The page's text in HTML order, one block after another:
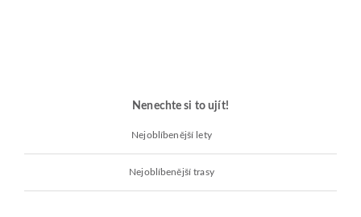
Nenechte si to ujít!
Nejoblíbenější lety
Nejoblíbenější trasy